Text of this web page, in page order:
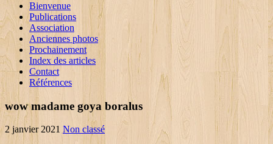
Bienvenue
Publications
Association
Anciennes photos
Prochainement
Index des articles
Contact
Références
wow madame goya boralus
2 janvier 2021 Non classé